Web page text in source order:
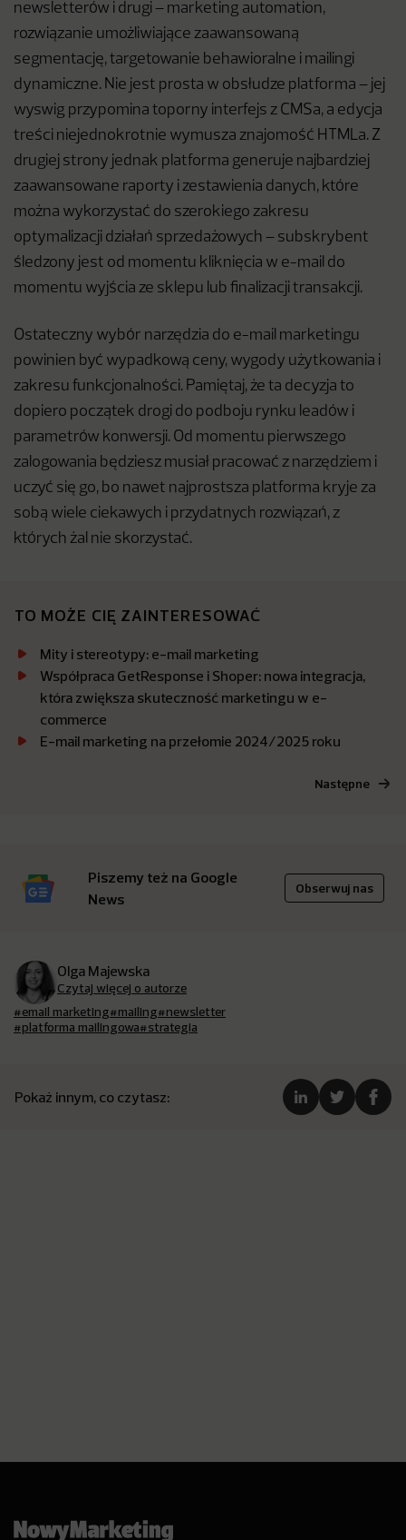
newsletterów i drugi – marketing automation,
rozwiązanie umożliwiające zaawansowaną
segmentację, targetowanie behawioralne i mailingi
dynamiczne. Nie jest prosta w obsłudze platforma – jej
wyswig przypomina toporny interfejs z CMSa, a edycja
treści niejednokrotnie wymusza znajomość HTMLa. Z
drugiej strony jednak platforma generuje najbardziej
zaawansowane raporty i zestawienia danych, które
można wykorzystać do szerokiego zakresu
optymalizacji działań sprzedażowych – subskrybent
śledzony jest od momentu kliknięcia w e-mail do
momentu wyjścia ze sklepu lub finalizacji transakcji.
Ostateczny wybór narzędzia do e-mail marketingu
powinien być wypadkową ceny, wygody użytkowania i
zakresu funkcjonalności. Pamiętaj, że ta decyzja to
dopiero początek drogi do podboju rynku leadów i
parametrów konwersji. Od momentu pierwszego
zalogowania będziesz musiał pracować z narzędziem i
uczyć się go, bo nawet najprostsza platforma kryje za
sobą wiele ciekawych i przydatnych rozwiązań, z
których żal nie skorzystać.
TO MOŻE CIĘ ZAINTERESOWAĆ
Mity i stereotypy: e-mail marketing
Współpraca GetResponse i Shoper: nowa integracja,
która zwiększa skuteczność marketingu w e-
commerce
E-mail marketing na przełomie 2024/2025 roku
Następne
Piszemy też na Google
News
Obserwuj nas
Olga Majewska
Czytaj więcej o autorze
#email marketing#mailing#newsletter
#platforma mailingowa#strategia
Pokaż innym, co czytasz: